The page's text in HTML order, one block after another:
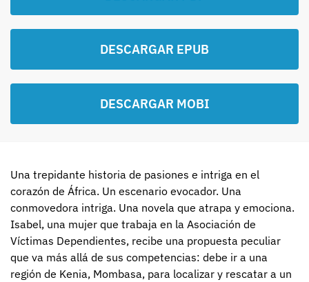
DESCARGAR EPUB
DESCARGAR MOBI
Una trepidante historia de pasiones e intriga en el
corazón de África. Un escenario evocador. Una
conmovedora intriga. Una novela que atrapa y emociona.
Isabel, una mujer que trabaja en la Asociación de
Víctimas Dependientes, recibe una propuesta peculiar
que va más allá de sus competencias: debe ir a una
región de Kenia, Mombasa, para localizar y rescatar a un